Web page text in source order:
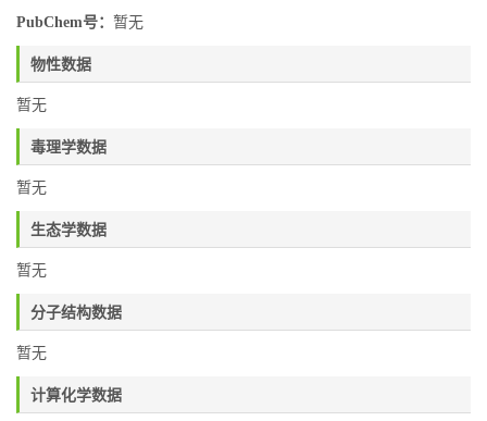
PubChem号： 暂无
物性数据
暂无
毒理学数据
暂无
生态学数据
暂无
分子结构数据
暂无
计算化学数据